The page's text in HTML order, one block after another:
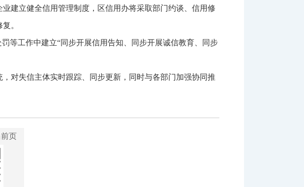
建立健全信用管理制度，区信用办将采取部门约谈、信用修
。
等工作中建立“同步开展信用告知、同步开展诚信教育、同步
对失信主体实时跟踪、同步更新，同时与各部门加强协同推
页